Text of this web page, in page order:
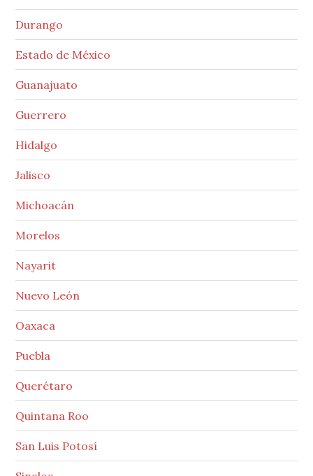
Durango
Estado de México
Guanajuato
Guerrero
Hidalgo
Jalisco
Michoacán
Morelos
Nayarit
Nuevo León
Oaxaca
Puebla
Querétaro
Quintana Roo
San Luis Potosí